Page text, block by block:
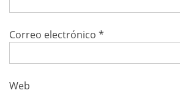
Correo electrónico *
Web